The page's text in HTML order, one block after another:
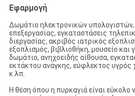
Εφαρμογή
Δωμάτιο ηλεκτρονικών υπολογιστών,
επεξεργασίας, εγκαταστάσεις
διεργασίας, ακριβός ιατρικός
εξοπλισμός, βιβλιοθήκη, μουσείο και
δωμάτιο, ανηχοειδής αίθουσα,
εκτάκτου ανάγκης, εύφλεκτος
κ.λπ.
Η θέση όπου η πυρκαγιά είναι